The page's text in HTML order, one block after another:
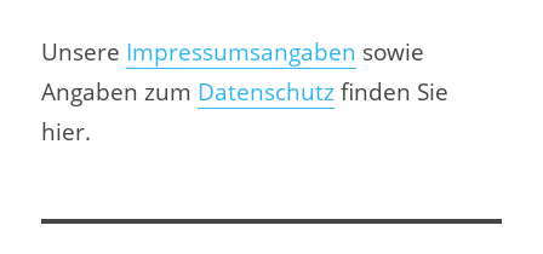
Unsere Impressumsangaben sowie
Angaben zum Datenschutzfinden Sie
hier.